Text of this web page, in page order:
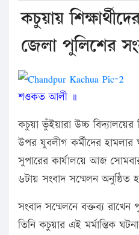
কচুয়ায়
জেলা পুলিশের
শওকত আলী ॥
কচুয়া ভুঁইয়ারা উচ্চ বিদ্যালয়ের
উপর যুবলীগ কর্মীদের
সুপারের কার্যালয়ে আজ
৬টায় সংবাদ সম্মেলন অনুষ্ঠিত
সংবাদ সম্মেলনে বক্তব্য
তিনি কচুয়ার এই মর্মান্তিক